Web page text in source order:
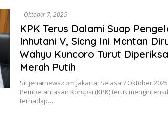
Oktober 7, 2025
KPK Terus Dalami Suap
Inhutani V, Siang Ini Mantan
Wahyu Kuncoro Turut
Merah Putih
Sitijenarnews.com Jakarta, Selasa 7 Oktober
Pemberantasan Korupsi (KPK) terus
terhadap…